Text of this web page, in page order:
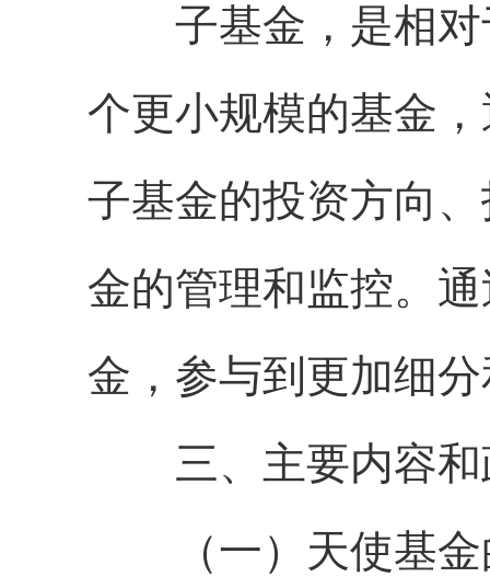
子基金，是相对
个更小规模的基金
子基金的投资方向
金的管理和监控。
金，参与到更加细
三、主要内容和
（一）天使基金